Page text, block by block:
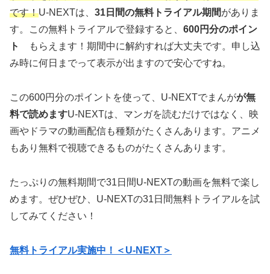
です！U-NEXTは、 31日間の無料トライアル期間がありま
す。この無料トライアルで登録すると、 600円分のポイン
ト
もらえます！期間中に解約すれば大丈夫です。申し込
み時に何日までって表示が出ますので安心ですね。
この600円分のポイントを使って、U-NEXTでまんがが無
料で読めますU-NEXTは、マンガを読むだけではなく、映
画やドラマの動画配信も種類がたくさんあります。アニメ
もあり無料で視聴できるものがたくさんあります。
たっぷりの無料期間で31日間U-NEXTの動画を無料で楽し
めます。ぜひぜひ、U-NEXTの31日間無料トライアルを試
してみてください！
無料トライアル実施中！＜U-NEXT＞